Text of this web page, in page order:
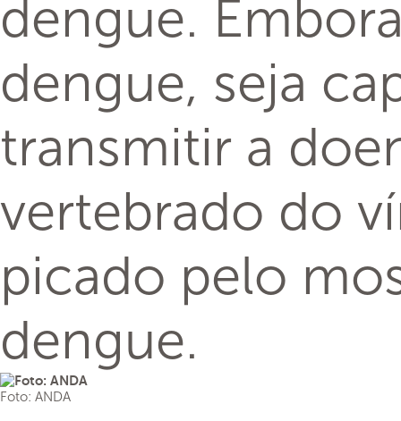
dengue.
dengue, seja
transmitir a
vertebrado do
picado pelo
dengue.
Foto: ANDA